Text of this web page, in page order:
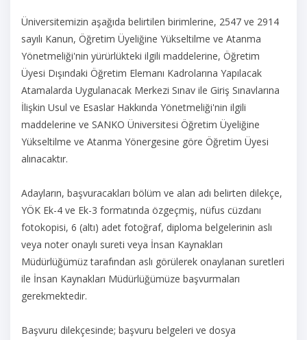
Üniversitemizin aşağıda belirtilen birimlerine, 2547 ve 2914
sayılı Kanun, Öğretim Üyeliğine Yükseltilme ve Atanma
Yönetmeliği'nin yürürlükteki ilgili maddelerine, Öğretim
Üyesi Dışındaki Öğretim Elemanı Kadrolarına Yapılacak
Atamalarda Uygulanacak Merkezi Sınav ile Giriş Sınavlarına
İlişkin Usul ve Esaslar Hakkında Yönetmeliği'nin ilgili
maddelerine ve SANKO Üniversitesi Öğretim Üyeliğine
Yükseltilme ve Atanma Yönergesine göre Öğretim Üyesi
alınacaktır.
Adayların, başvuracakları bölüm ve alan adı belirten dilekçe,
YÖK Ek-4 ve Ek-3 formatında özgeçmiş, nüfus cüzdanı
fotokopisi, 6 (altı) adet fotoğraf, diploma belgelerinin aslı
veya noter onaylı sureti veya İnsan Kaynakları
Müdürlüğümüz tarafından aslı görülerek onaylanan suretleri
ile İnsan Kaynakları Müdürlüğümüze başvurmaları
gerekmektedir.
Başvuru dilekçesinde; başvuru belgeleri ve dosya